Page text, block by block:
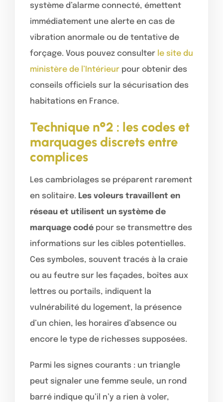
système d’alarme connecté, émettent
immédiatement une alerte en cas de
vibration anormale ou de tentative de
forçage. Vous pouvez consulter le site du
ministère de l’Intérieur pour obtenir des
conseils officiels sur la sécurisation des
habitations en France.
Technique n°2 : les codes et
marquages discrets entre
complices
Les cambriolages se préparent rarement
en solitaire. Les voleurs travaillent en
réseau et utilisent un système de
marquage codé pour se transmettre des
informations sur les cibles potentielles.
Ces symboles, souvent tracés à la craie
ou au feutre sur les façades, boîtes aux
lettres ou portails, indiquent la
vulnérabilité du logement, la présence
d’un chien, les horaires d’absence ou
encore le type de richesses supposées.
Parmi les signes courants : un triangle
peut signaler une femme seule, un rond
barré indique qu’il n’y a rien à voler,